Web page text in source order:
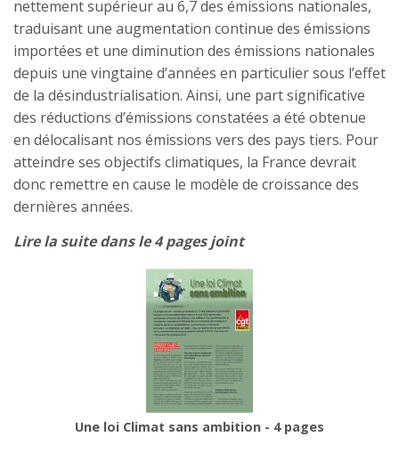
nettement supérieur au 6,7 des émissions nationales,
traduisant une augmentation continue des émissions
importées et une diminution des émissions nationales
depuis une vingtaine d’années en particulier sous l’effet
de la désindustrialisation. Ainsi, une part significative
des réductions d’émissions constatées a été obtenue
en délocalisant nos émissions vers des pays tiers. Pour
atteindre ses objectifs climatiques, la France devrait
donc remettre en cause le modèle de croissance des
dernières années.
Lire la suite dans le 4 pages joint
Une loi Climat sans ambition - 4 pages